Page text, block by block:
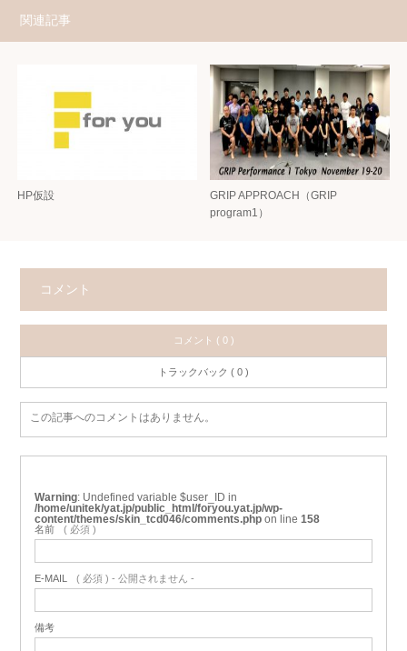
関連記事
HP仮設
GRIP APPROACH（GRIP
program1）
コメント
コメント ( 0 )
トラックバック ( 0 )
この記事へのコメントはありません。
Warning : Undefined variable $user_ID in
/home/unitek/yat.jp/public_html/foryou.yat.jp/wp-
content/themes/skin_tcd046/comments.php on line 158
名前 ( 必須 )
E-MAIL ( 必須 ) - 公開されません -
備考